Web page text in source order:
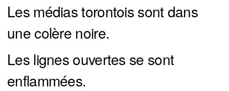
Les médias torontois sont dans
une colère noire.
Les lignes ouvertes se sont
enflammées.